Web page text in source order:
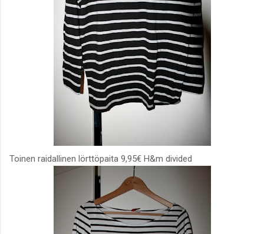
Toinen raidallinen lörttöpaita 9,95€ H&m divided